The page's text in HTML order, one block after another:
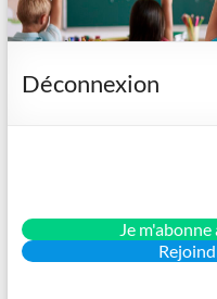
Déconnexion
Je